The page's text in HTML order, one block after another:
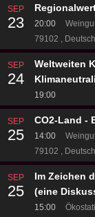
SEP
23 20:00
79102
SEP
24
Weltweiten
19:00
SEP
25
CO2-Land -
14:00
79102
SEP
25
Im Zeichen
(eine
15:00